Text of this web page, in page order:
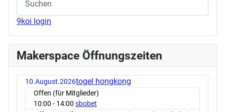
9koi login
Makerspace Öffnungszeiten
10.August.2026togel hongkong
Offen (für Mitglieder)
10:00 - 14:00 sbobet